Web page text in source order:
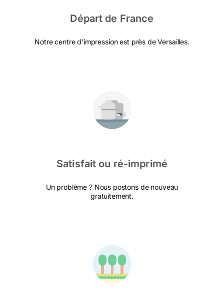
Départ de France
Notre centre d'impression est près de Versailles.
Satisfait ou ré-imprimé
Un problème ? Nous postons de nouveau
gratuitement.